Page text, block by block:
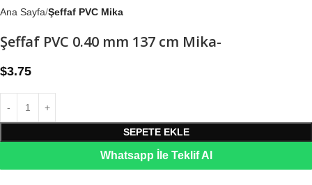
Ana Sayfa Şeffaf PVC Mika
Şeffaf PVC 0.40 mm 137 cm Mika-
$3.75
SEPETE EKLE
Whatsapp İle Teklif Al